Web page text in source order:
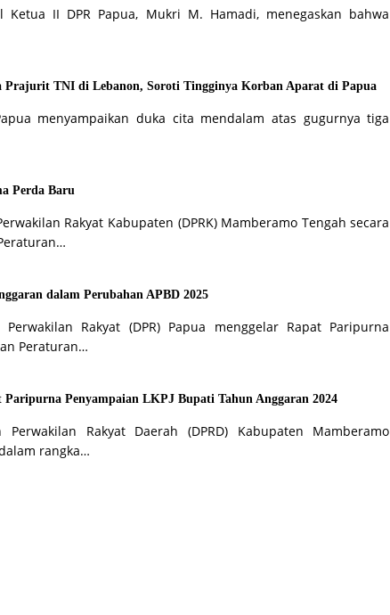
Ketua II DPR Papua, Mukri M. Hamadi, menegaskan bahwa
Prajurit TNI di Lebanon, Soroti Tingginya Korban Aparat di Papua
menyampaikan duka cita mendalam atas gugurnya tiga
Perda Baru
Rakyat Kabupaten (DPRK) Mamberamo Tengah secara
dalam Perubahan APBD 2025
Perwakilan Rakyat (DPR) Papua menggelar Rapat Paripurna
Peraturan…
Penyampaian LKPJ Bupati Tahun Anggaran 2024
Perwakilan Rakyat Daerah (DPRD) Kabupaten Mamberamo
rangka…